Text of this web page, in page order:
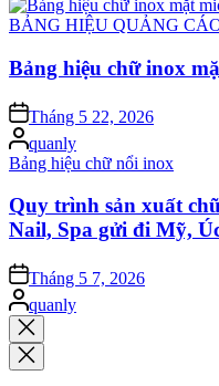
Posted
BẢNG HIỆU QUẢNG
Bảng hiệu chữ inox
onTháng 5 22, 2026
Posted
by
quanly
Posted
Bảng hiệu chữ nổi inox
Quy trình sản xuất
Nail, Spa gửi đi Mỹ,
onTháng 5 7, 2026
Posted
by
quanly
Close
search